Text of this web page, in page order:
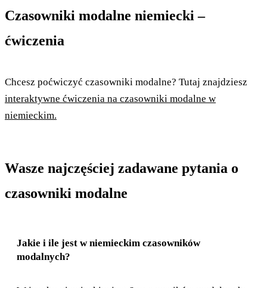
Czasowniki modalne niemiecki –
ćwiczenia
Chcesz poćwiczyć czasowniki modalne? Tutaj znajdziesz
interaktywne ćwiczenia na czasowniki modalne w
niemieckim.
Wasze najczęściej zadawane pytania o
czasowniki modalne
Jakie i ile jest w niemieckim czasowników
modalnych?